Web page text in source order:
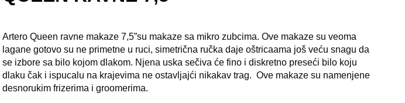
Artero Queen ravne makaze 7,5”su makaze sa mikro zubcima. Ove makaze su veoma
lagane gotovo su ne primetne u ruci, simetrična ručka daje oštricaama još veću snagu da
se izbore sa bilo kojom dlakom. Njena uska sečiva će fino i diskretno preseći bilo koju
dlaku čak i ispucalu na krajevima ne ostavljajći nikakav trag. Ove makaze su namenjene
desnorukim frizerima i groomerima.